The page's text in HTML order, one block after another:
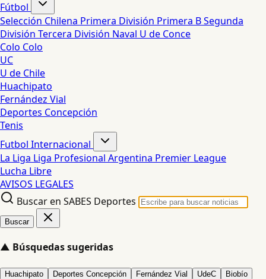
Fútbol
Selección Chilena Primera División Primera BSegunda
División Tercera División Naval U de Conce
Colo Colo
UC
U de Chile
Huachipato
Fernández Vial
Deportes Concepción
Tenis
Futbol Internacional
La Liga Liga Profesional Argentina Premier League
Lucha Libre
AVISOS LEGALES
Buscar en SABES Deportes
Buscar
▲ Búsquedas sugeridas
Huachipato Deportes Concepción Fernández Vial UdeC Biobío